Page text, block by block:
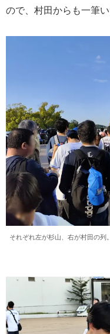
ので、村田からも一筆
それぞれ左が杉山、右が村田の列。